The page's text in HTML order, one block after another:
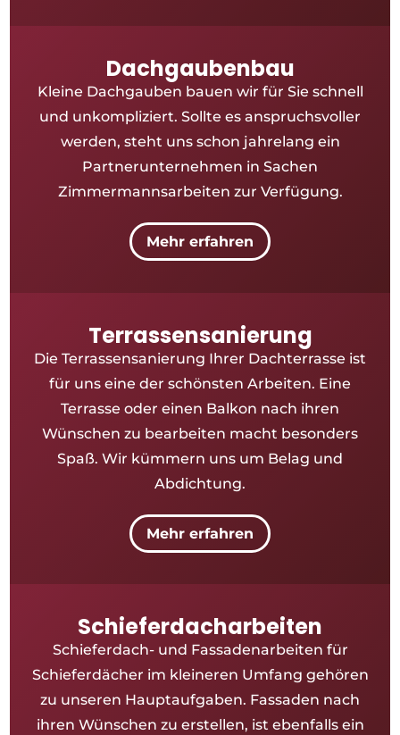
Dachgaubenbau
Kleine Dachgauben bauen wir für Sie schnell
und unkompliziert. Sollte es anspruchsvoller
werden, steht uns schon jahrelang ein
Partnerunternehmen in Sachen
Zimmermannsarbeiten zur Verfügung.
Mehr erfahren
Terrassensanierung
Die Terrassensanierung Ihrer Dachterrasse ist
für uns eine der schönsten Arbeiten. Eine
Terrasse oder einen Balkon nach ihren
Wünschen zu bearbeiten macht besonders
Spaß. Wir kümmern uns um Belag und
Abdichtung.
Mehr erfahren
Schieferdacharbeiten
Schieferdach- und Fassadenarbeiten für
Schieferdächer im kleineren Umfang gehören
zu unseren Hauptaufgaben. Fassaden nach
ihren Wünschen zu erstellen, ist ebenfalls ein